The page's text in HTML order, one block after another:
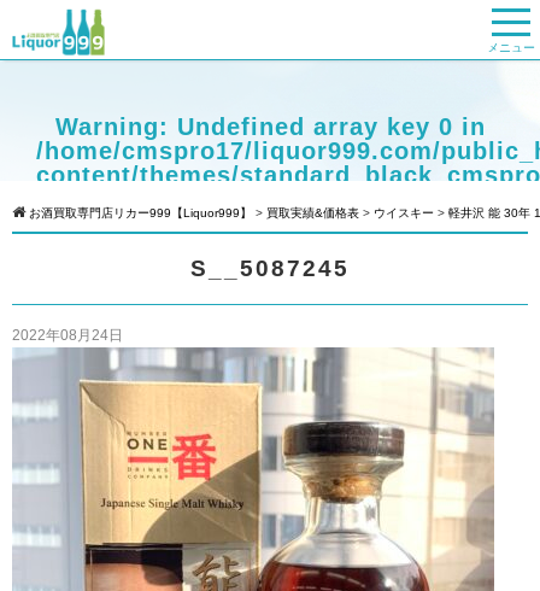
メニュー
Warning: Undefined array key 0 in
/home/cmspro17/liquor999.com/
content/themes/
"cat_name" on null in
on line
9
お酒買取専門店リカー999【Liquor999】 > 買取実績&価格表 > ウイスキー > 軽井沢 能 30年
S__5087245
2022年08月24日